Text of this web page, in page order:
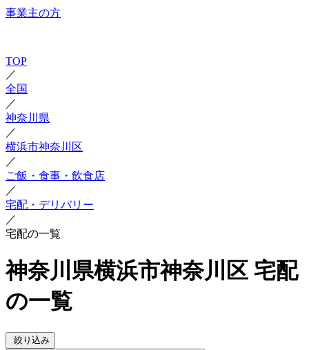
事業主の方
TOP
／
全国
／
神奈川県
／
横浜市神奈川区
／
ご飯・食事・飲食店
／
宅配・デリバリー
／
宅配の一覧
神奈川県横浜市神奈川区 宅配
の一覧
絞り込み